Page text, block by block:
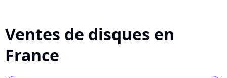
Ventes de disques en
France